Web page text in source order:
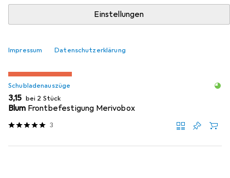
Einstellungen
Impressum Datenschutzerklärung
Relevanz
Produktliste
Schubladenauszüge
EUR
3,15 bei 2 Stück
Blum Frontbefestigung Merivobox
3